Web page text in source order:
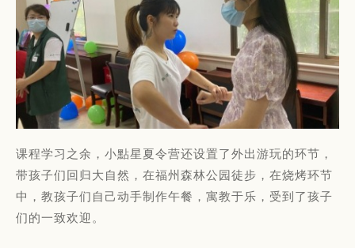
课程学习之余，小點星夏令营还设置了外出游玩的环节，
带孩子们回归大自然，在福州森林公园徒步，在烧烤环节
中，教孩子们自己动手制作午餐，寓教于乐，受到了孩子
们的一致欢迎。